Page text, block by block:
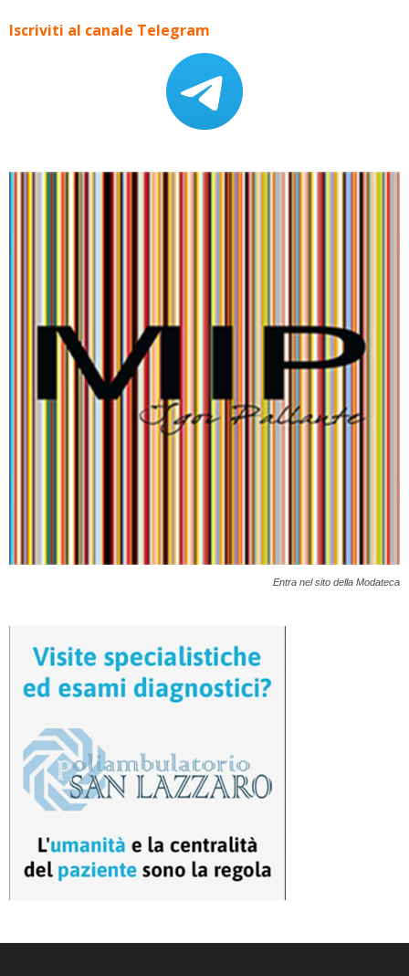
Iscriviti al canale Telegram
Entra nel sito della Modateca